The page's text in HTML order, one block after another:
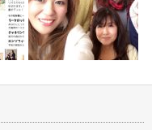
良い人生にするためにマ